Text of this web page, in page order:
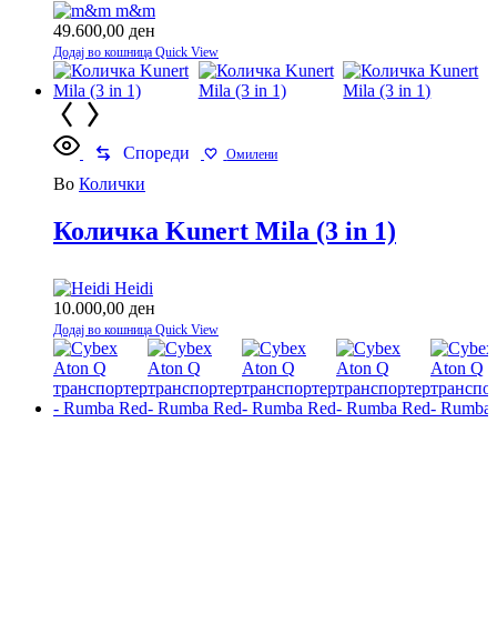
m&m
49.600,00 ден
Додај во кошница Quick View
Спореди Омилени
Во Колички
Количка Kunert Mila (3 in 1)
Heidi
10.000,00 ден
Додај во кошница Quick View